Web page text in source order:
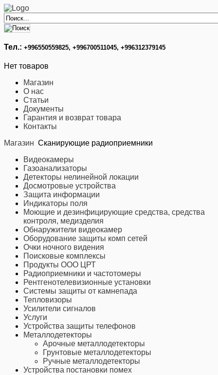
Тел.: +996550559825, +996700511045, +996312379145
Нет товаров
Магазин
О нас
Статьи
Документы
Гарантия и возврат товара
Контакты
Магазин Сканирующие радиоприемники
Видеокамеры
Газоанализаторы
Детекторы нелинейной локации
Досмотровые устройства
Защита информации
Индикаторы поля
Моющие и дезинфицирующие средства, средства
контроля, медизделия
Обнаружители видеокамер
Оборудование защиты комп сетей
Очки ночного видения
Поисковые комплексы
Продукты ООО ЦРТ
Радиоприемники и частотомеры
Рентгенотелевизионные установки
Системы защиты от камнепада
Тепловизоры
Усилители сигналов
Услуги
Устройства защиты телефонов
Металлодетекторы
Арочные металлодетекторы
Грунтовые металлодетекторы
Ручные металлодетекторы
Устройства постановки помех